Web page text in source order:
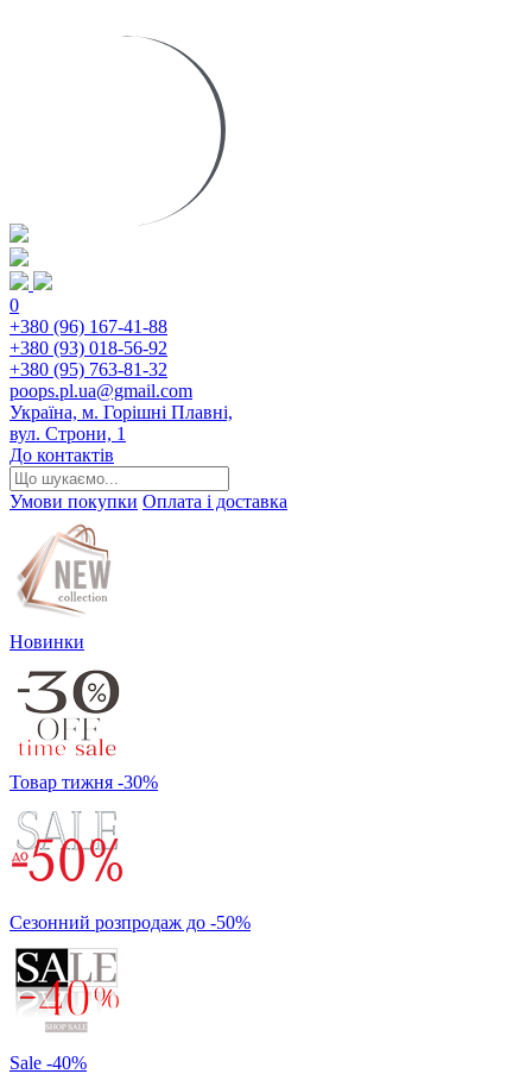
0
+380 (96) 167-41-88
+380 (93) 018-56-92
+380 (95) 763-81-32
poops.pl.ua@gmail.com
Україна, м. Горішні Плавні,
вул. Строни, 1
До контактів
Умови покупки Оплата і доставка
Новинки
Товар тижня -30%
Сезонний розпродаж до -50%
Sale -40%